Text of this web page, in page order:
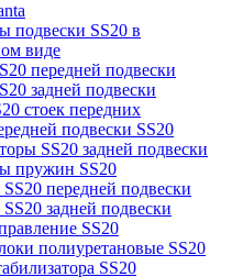
подвески SS20 в
виде
передней подвески
задней подвески
стоек передних
подвески SS20
SS20 задней подвески
пружин SS20
передней подвески
задней подвески
SS20
полиуретановые SS20
SS20